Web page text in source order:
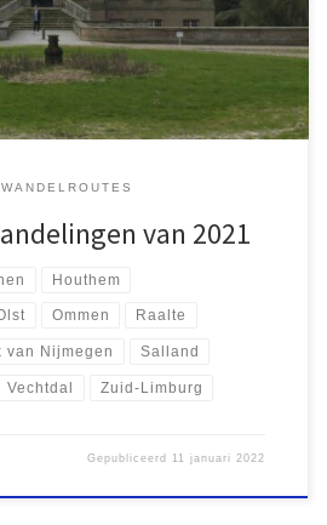
een tocht die ik vanwege gebrek
WANDELROUTES
van 2021
Houthem
Ommen Raalte
van Nijmegen Salland
Vechtdal Zuid-Limburg
Gepubliceerd 11 januari 2022